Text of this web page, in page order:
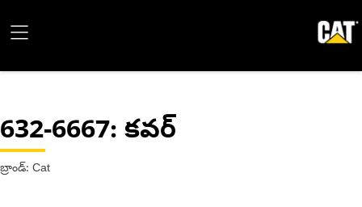
632-6667: కవర్
బ్రాండ్: Cat